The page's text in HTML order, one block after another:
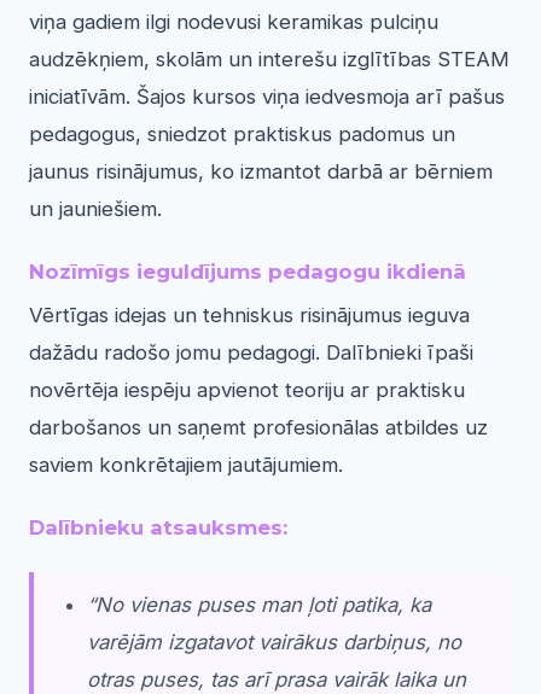
viņa gadiem ilgi nodevusi keramikas pulciņu
audzēkņiem, skolām un interešu izglītības STEAM
iniciatīvām. Šajos kursos viņa iedvesmoja arī pašus
pedagogus, sniedzot praktiskus padomus un
jaunus risinājumus, ko izmantot darbā ar bērniem
un jauniešiem.
Nozīmīgs ieguldījums pedagogu ikdienā
Vērtīgas idejas un tehniskus risinājumus ieguva
dažādu radošo jomu pedagogi. Dalībnieki īpaši
novērtēja iespēju apvienot teoriju ar praktisku
darbošanos un saņemt profesionālas atbildes uz
saviem konkrētajiem jautājumiem.
Dalībnieku atsauksmes:
“No vienas puses man ļoti patika, ka
varējām izgatavot vairākus darbiņus, no
otras puses, tas arī prasa vairāk laika un